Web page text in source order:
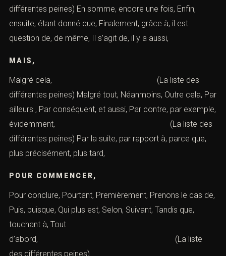
différentes peines) En somme, encore une fois, Enfin,
ensuite, étant donné que, Finalement, grâce à, il est
question de, de même, Il s’agit de, il y a aussi,
MAIS,
Malgré cela, (La liste des
différentes peines) Malgré tout, Néanmoins, Outre cela, Par
ailleurs , Par conséquent, et aussi, Par contre, par exemple,
évidemment, (La liste des
différentes peines) Par la suite, par rapport à, parce que,
plus précisément, plus tard,
POUR COMMENCER,
Pour conclure, Pourtant, Premièrement, Prenons le cas de,
Puis, puisque, Qui plus est, Selon, Suivant, Tandis que,
touchant à, Tout
d’abord, (La liste
des différentes peines)